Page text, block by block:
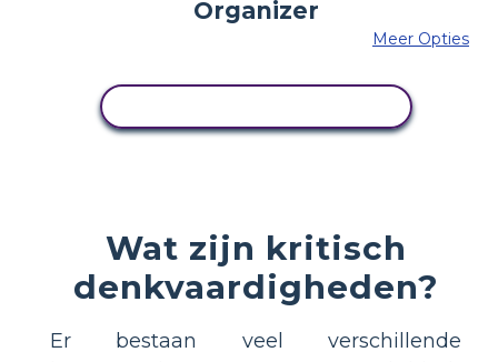
Meer Opties
Wat zijn kritisch
denkvaardigheden?
Er bestaan veel verschillende